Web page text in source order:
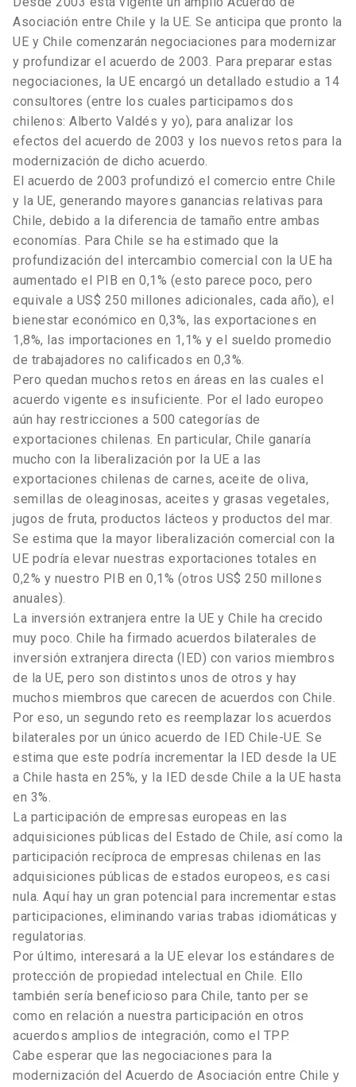
Asociación entre Chile y la UE. Se anticipa que pronto la
UE y Chile comenzarán negociaciones para modernizar
y profundizar el acuerdo de 2003. Para preparar estas
negociaciones, la UE encargó un detallado estudio a 14
consultores (entre los cuales participamos dos
chilenos: Alberto Valdés y yo), para analizar los
efectos del acuerdo de 2003 y los nuevos retos para la
modernización de dicho acuerdo.
El acuerdo de 2003 profundizó el comercio entre Chile
y la UE, generando mayores ganancias relativas para
Chile, debido a la diferencia de tamaño entre ambas
economías. Para Chile se ha estimado que la
profundización del intercambio comercial con la UE ha
aumentado el PIB en 0,1% (esto parece poco, pero
equivale a US$ 250 millones adicionales, cada año), el
bienestar económico en 0,3%, las exportaciones en
1,8%, las importaciones en 1,1% y el sueldo promedio
de trabajadores no calificados en 0,3%.
Pero quedan muchos retos en áreas en las cuales el
acuerdo vigente es insuficiente. Por el lado europeo
aún hay restricciones a 500 categorías de
exportaciones chilenas. En particular, Chile ganaría
mucho con la liberalización por la UE a las
exportaciones chilenas de carnes, aceite de oliva,
semillas de oleaginosas, aceites y grasas vegetales,
jugos de fruta, productos lácteos y productos del mar.
Se estima que la mayor liberalización comercial con la
UE podría elevar nuestras exportaciones totales en
0,2% y nuestro PIB en 0,1% (otros US$ 250 millones
anuales).
La inversión extranjera entre la UE y Chile ha crecido
muy poco. Chile ha firmado acuerdos bilaterales de
inversión extranjera directa (IED) con varios miembros
de la UE, pero son distintos unos de otros y hay
muchos miembros que carecen de acuerdos con Chile.
Por eso, un segundo reto es reemplazar los acuerdos
bilaterales por un único acuerdo de IED Chile-UE. Se
estima que este podría incrementar la IED desde la UE
a Chile hasta en 25%, y la IED desde Chile a la UE hasta
en 3%.
La participación de empresas europeas en las
adquisiciones públicas del Estado de Chile, así como la
participación recíproca de empresas chilenas en las
adquisiciones públicas de estados europeos, es casi
nula. Aquí hay un gran potencial para incrementar estas
participaciones, eliminando varias trabas idiomáticas y
regulatorias.
Por último, interesará a la UE elevar los estándares de
protección de propiedad intelectual en Chile. Ello
también sería beneficioso para Chile, tanto per se
como en relación a nuestra participación en otros
acuerdos amplios de integración, como el TPP.
Cabe esperar que las negociaciones para la
modernización del Acuerdo de Asociación entre Chile y